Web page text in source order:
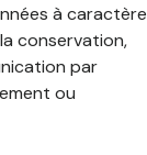
à caractère
conservation,
par
ou